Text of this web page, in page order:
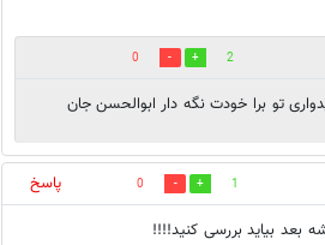
2
0
تو برا خودت نگه دار ابوالحسن جان
1
0
پاسخ
بعد بیاید بررسی کنید!!!!